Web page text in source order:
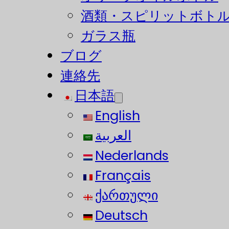
酒類・スピリットボト
ガラス瓶
ブログ
連絡先
日本語
English
العربية
Nederlands
Français
ქართული
Deutsch